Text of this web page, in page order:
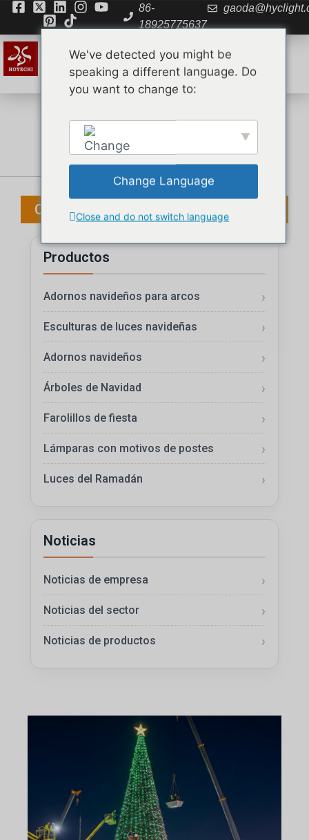
86-
18925775637
CATÁLOGO
Productos
Adornos navideños para arcos
Esculturas de luces navideñas
Adornos navideños
Árboles de Navidad
Farolillos de fiesta
Lámparas con motivos de postes
Luces del Ramadán
Noticias
Noticias de empresa
Noticias del sector
Noticias de productos
We've detected you might be
speaking a different language. Do
you want to change to:
English
Change Language
Close and do not switch language